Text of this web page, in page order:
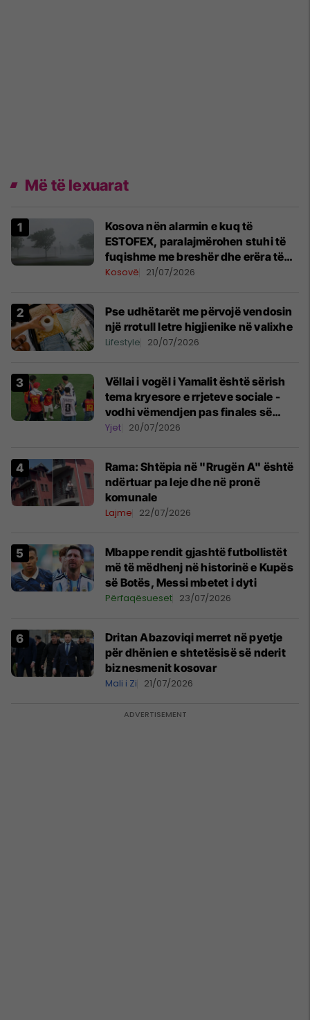
Më të lexuarat
Kosova nën alarmin e kuq të
ESTOFEX, paralajmërohen stuhi të
fuqishme me breshër dhe erëra të
forta
Kosovë 21/07/2026
Pse udhëtarët me përvojë vendosin
një rrotull letre higjienike në valixhe
Lifestyle 20/07/2026
Vëllai i vogël i Yamalit është sërish
tema kryesore e rrjeteve sociale -
vodhi vëmendjen pas finales së
Kupës së Botës
Yjet 20/07/2026
Rama: Shtëpia në "Rrugën A" është
ndërtuar pa leje dhe në pronë
komunale
Lajme 22/07/2026
Mbappe rendit gjashtë futbollistët
më të mëdhenj në historinë e Kupës
së Botës, Messi mbetet i dyti
Përfaqësueset 23/07/2026
Dritan Abazoviqi merret në pyetje
për dhënien e shtetësisë së nderit
biznesmenit kosovar
Mali i Zi 21/07/2026